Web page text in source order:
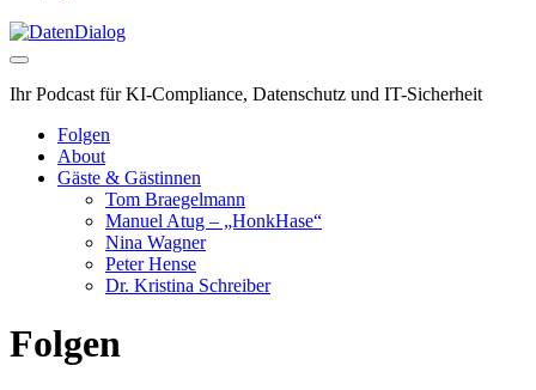
DatenDialog
Ihr Podcast für KI-Compliance, Datenschutz und IT-Sicherheit
Folgen
About
Gäste & Gästinnen
Tom Braegelmann
Manuel Atug – „HonkHase“
Nina Wagner
Peter Hense
Dr. Kristina Schreiber
Folgen